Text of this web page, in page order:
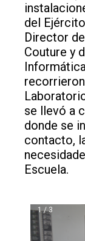
del
Director
Couture y
se llevó a
donde se
contacto,
Escuela.
1 / 3